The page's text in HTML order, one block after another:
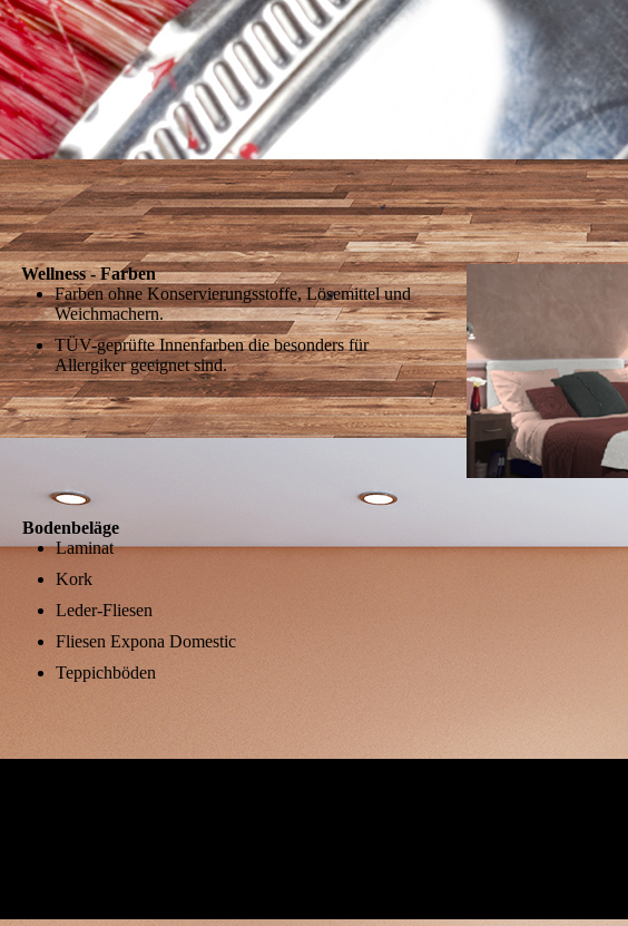
Wellness - Farben
Farben ohne Konservierungsstoffe, Lösemittel und
Weichmachern.
TÜV-geprüfte Innenfarben die besonders für
Allergiker geeignet sind.
Bodenbeläge
Laminat
Kork
Leder-Fliesen
Fliesen Expona Domestic
Teppichböden